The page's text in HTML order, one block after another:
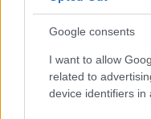
Google consents
I want to allow
related to
device identifiers in
“I lavori
Firenze?
spiegato